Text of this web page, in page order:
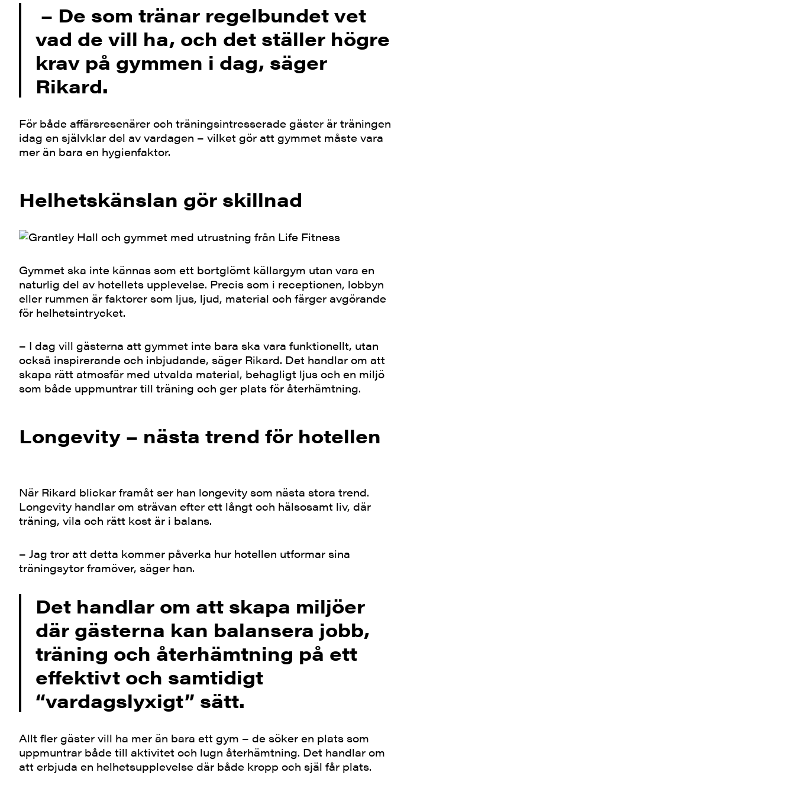
– De som tränar regelbundet vet
vad de vill ha, och det ställer högre
krav på gymmen i dag, säger
Rikard.
För både affärsresenärer och träningsintresserade gäster är träningen
idag en självklar del av vardagen – vilket gör att gymmet måste vara
mer än bara en hygienfaktor.
Helhetskänslan gör skillnad
Gymmet ska inte kännas som ett bortglömt källargym utan vara en
naturlig del av hotellets upplevelse. Precis som i receptionen, lobbyn
eller rummen är faktorer som ljus, ljud, material och färger avgörande
för helhetsintrycket.
– I dag vill gästerna att gymmet inte bara ska vara funktionellt, utan
också inspirerande och inbjudande, säger Rikard. Det handlar om att
skapa rätt atmosfär med utvalda material, behagligt ljus och en miljö
som både uppmuntrar till träning och ger plats för återhämtning.
Longevity – nästa trend för hotellen
När Rikard blickar framåt ser han longevity som nästa stora trend.
Longevity handlar om strävan efter ett långt och hälsosamt liv, där
träning, vila och rätt kost är i balans.
– Jag tror att detta kommer påverka hur hotellen utformar sina
träningsytor framöver, säger han.
Det handlar om att skapa miljöer
där gästerna kan balansera jobb,
träning och återhämtning på ett
effektivt och samtidigt
“vardagslyxigt” sätt.
Allt fler gäster vill ha mer än bara ett gym – de söker en plats som
uppmuntrar både till aktivitet och lugn återhämtning. Det handlar om
att erbjuda en helhetsupplevelse där både kropp och själ får plats.